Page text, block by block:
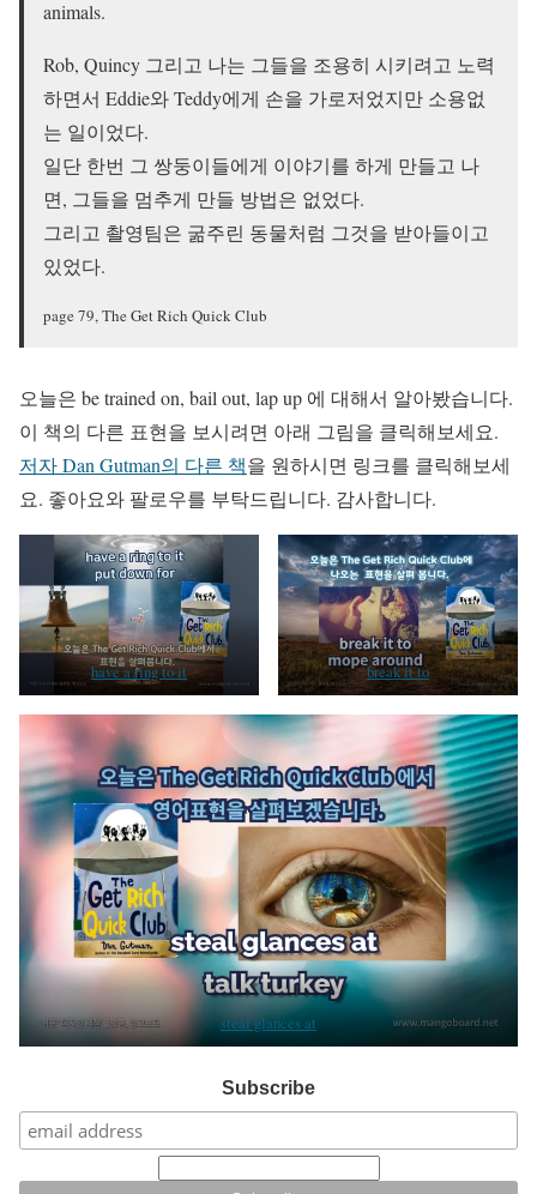
animals.
Rob, Quincy 그리고 나는 그들을 조용히 시키려고 노력
하면서 Eddie와 Teddy에게 손을 가로저었지만 소용없
는 일이었다.
일단 한번 그 쌍둥이들에게 이야기를 하게 만들고 나
면, 그들을 멈추게 만들 방법은 없었다.
그리고 촬영팀은 굶주린 동물처럼 그것을 받아들이고
있었다.
page 79, The Get Rich Quick Club
오늘은 be trained on, bail out, lap up 에 대해서 알아봤습니다.
이 책의 다른 표현을 보시려면 아래 그림을 클릭해보세요.
저자 Dan Gutman의 다른 책을 원하시면 링크를 클릭해보세
요. 좋아요와 팔로우를 부탁드립니다. 감사합니다.
have a ring to it break it to
steal glances at
Subscribe